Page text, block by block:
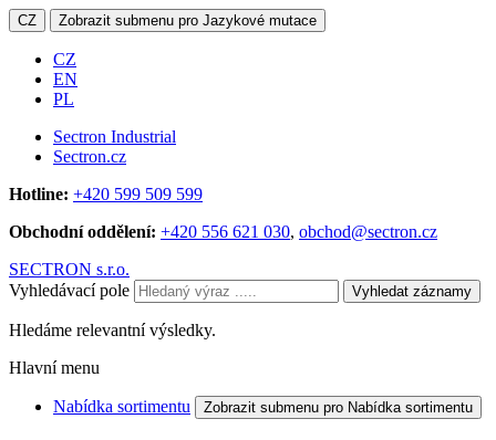
CZ Zobrazit submenu pro Jazykové mutace
CZ
EN
PL
Sectron Industrial
Sectron.cz
Hotline: +420 599 509 599
Obchodní oddělení: +420 556 621 030, obchod@sectron.cz
SECTRON s.r.o.
Vyhledávací pole
Vyhledat záznamy
Hledáme relevantní výsledky.
Hlavní menu
Nabídka sortimentu Zobrazit submenu pro Nabídka sortimentu